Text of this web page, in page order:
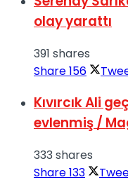
olay yarattı
391 shares
Share156
Kıvırcık Ali
evlenmiş /
333 shares
Share133